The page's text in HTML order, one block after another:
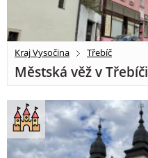
Kraj Vysočina Třebíč
Městská věž v Třebíči